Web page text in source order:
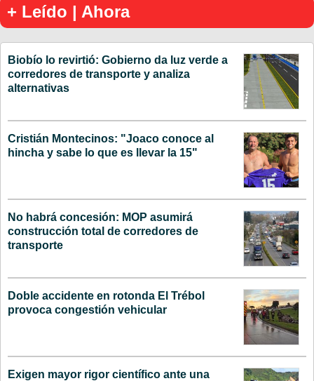
+ Leído | Ahora
Biobío lo revirtió: Gobierno da luz verde a
corredores de transporte y analiza
alternativas
Cristián Montecinos: "Joaco conoce al
hincha y sabe lo que es llevar la 15"
No habrá concesión: MOP asumirá
construcción total de corredores de
transporte
Doble accidente en rotonda El Trébol
provoca congestión vehicular
Exigen mayor rigor científico ante una